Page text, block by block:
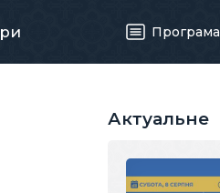
Програма
Актуальне